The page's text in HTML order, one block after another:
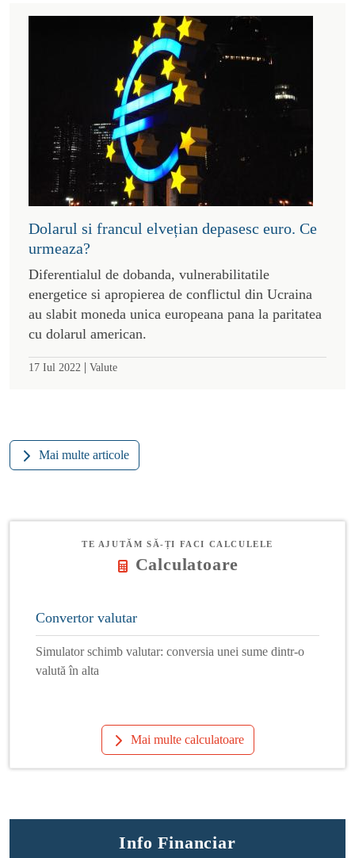
Dolarul si francul elvețian depasesc euro. Ce
urmeaza?
Diferentialul de dobanda, vulnerabilitatile
energetice si apropierea de conflictul din Ucraina
au slabit moneda unica europeana pana la paritatea
cu dolarul american.
17 Iul 2022 | Valute
Mai multe articole
TE AJUTĂM SĂ-ȚI FACI CALCULELE
Calculatoare
Convertor valutar
Simulator schimb valutar: conversia unei sume dintr-o
valută în alta
Mai multe calculatoare
Info Financiar